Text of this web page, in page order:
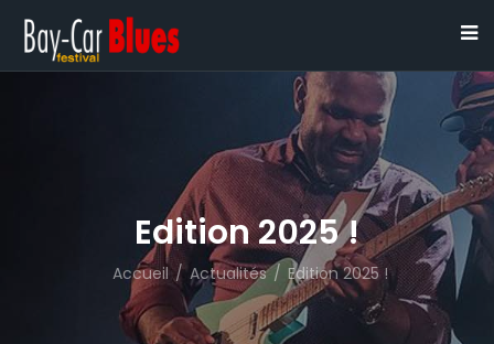
Edition 2025 !
Accueil / Actualités / Edition 2025 !